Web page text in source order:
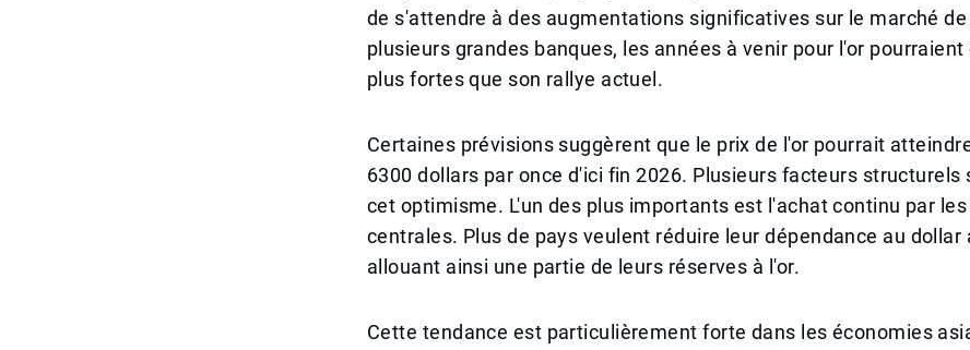
de s'attendre à des augmentations significatives sur le marché de
plusieurs grandes banques, les années à venir pour l'or
plus fortes que son rallye actuel.
Certaines prévisions suggèrent que le prix de l'or pourrait
6300 dollars par once d'ici fin 2026. Plusieurs facteurs structurels
cet optimisme. L'un des plus importants est l'achat continu par
centrales. Plus de pays veulent réduire leur dépendance au dollar
allouant ainsi une partie de leurs réserves à l'or.
Cette tendance est particulièrement forte dans les économies